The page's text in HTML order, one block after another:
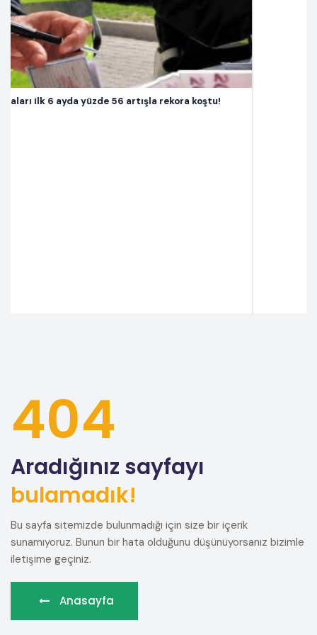
404
Aradığınız sayfayı
bulamadık!
Bu sayfa sitemizde bulunmadığı için size bir içerik
sunamıyoruz. Bunun bir hata olduğunu düşünüyorsanız bizimle
iletişime geçiniz.
Anasayfa